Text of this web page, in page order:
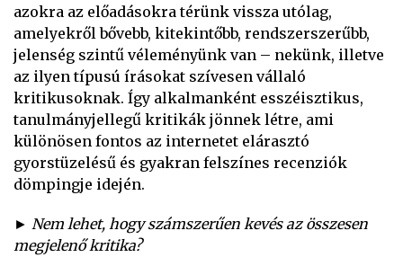
azokra az előadásokra térünk vissza utólag,
amelyekről bővebb, kitekintőbb, rendszerszerűbb,
jelenség szintű véleményünk van – nekünk, illetve
az ilyen típusú írásokat szívesen vállaló
kritikusoknak. Így alkalmanként esszéisztikus,
tanulmányjellegű kritikák jönnek létre, ami
különösen fontos az internetet elárasztó
gyorstüzelésű és gyakran felszínes recenziók
dömpingje idején.
► Nem lehet, hogy számszerűen kevés az összesen
megjelenő kritika?